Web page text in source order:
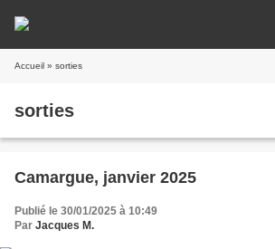
Accueil » sorties
sorties
Camargue, janvier 2025
Publié le 30/01/2025 à 10:49
Par Jacques M.